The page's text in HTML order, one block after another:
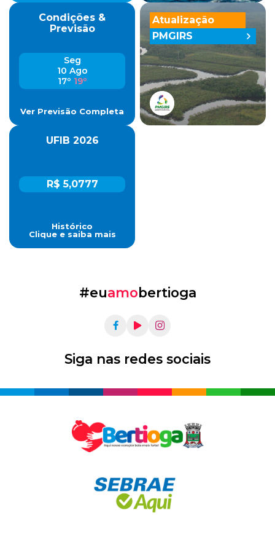
Condições &
Previsão
Seg
10 Ago
17º 19º
Ver Previsão Completa
UFIB 2026
R$ 5,0777
Histórico
Clique e saiba mais
Atualização
PMGIRS
#euamobertioga
Siga nas redes sociais